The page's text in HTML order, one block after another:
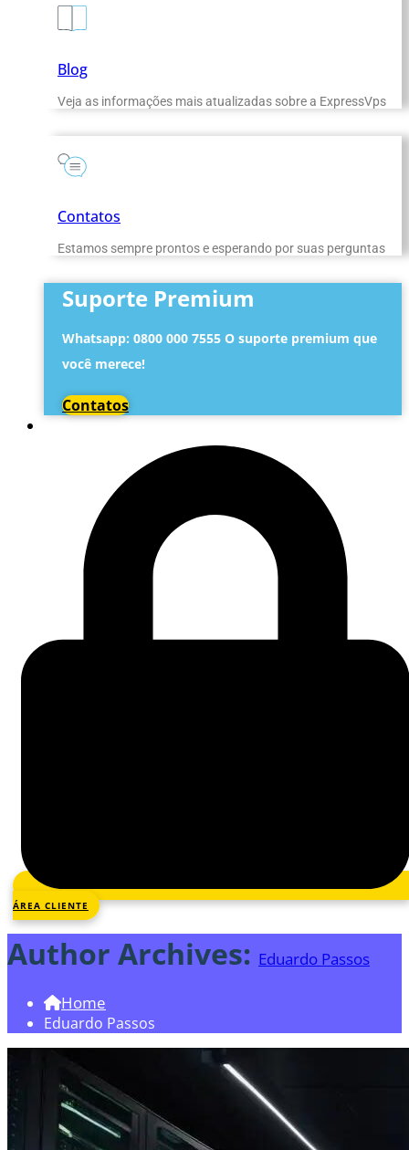
Blog
Veja as informações mais atualizadas sobre a ExpressVps
Contatos
Estamos sempre prontos e esperando por suas perguntas
Suporte Premium
Whatsapp: 0800 000 7555 O suporte premium que
você merece!
Contatos
ÁREA CLIENTE
Author Archives: Eduardo Passos
Home
Eduardo Passos